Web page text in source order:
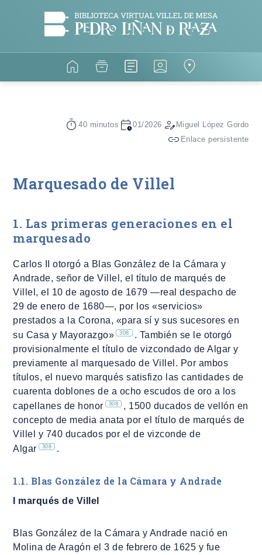
40 minutos 01/2026
Miguel López Gordo
Enlace persistente
Marquesado de Villel
1. Las primeras generaciones en el
marquesado
Carlos II otorgó a Blas González de la Cámara y
Andrade, señor de Villel, el título de marqués de
Villel, el 10 de agosto de 1679 ―real despacho de
29 de enero de 1680―, por los «servicios»
prestados a la Corona, «para sí y sus sucesores en
su Casa y Mayorazgo»
308
. También se le otorgó
provisionalmente el título de vizcondado de Algar y
previamente al marquesado de Villel. Por ambos
títulos, el nuevo marqués satisfizo las cantidades de
cuarenta doblones de a ocho escudos de oro a los
capellanes de honor
308
, 1500 ducados de vellón en
concepto de media anata por el título de marqués de
Villel y 740 ducados por el de vizconde de
Algar
308 .
1.1. Blas González de la Cámara y Andrade
I marqués de Villel
Blas González de la Cámara y Andrade nació en
Molina de Aragón el 3 de febrero de 1625 y fue